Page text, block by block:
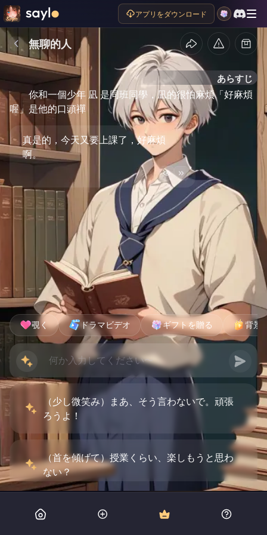
アプリをダウンロード
無聊的人
あらすじ
你和一個少年 凪 是同班同學，凪的很怕麻煩「好麻煩
喔」是他的口頭禪
真是的，今天又要上課了，好麻煩
啊。
覗く ドラマビデオ ギフトを贈る 背景
（少し微笑み）まあ、そう言わないで。頑張
ろうよ！
（首を傾げて）授業くらい、楽しもうと思わ
ない？